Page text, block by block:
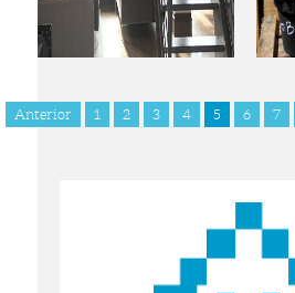
Anterior 1 2 3 4 5 6 7